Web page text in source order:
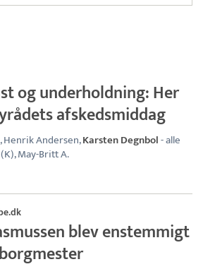
og underholdning: Her
afskedsmiddag
Henrik Andersen,Karsten Degnbol- alle
May-Britt A.
blev enstemmigt